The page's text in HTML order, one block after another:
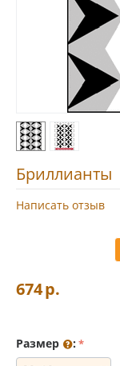
Бриллианты
Написать отзыв
674р.
Размер :